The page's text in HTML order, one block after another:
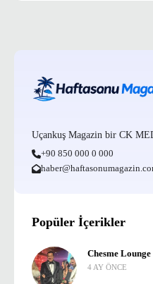
Uçankuş Magazin bir CK
+90 850 000 0 000
Popüler İçerikler
4 AY ÖNCE